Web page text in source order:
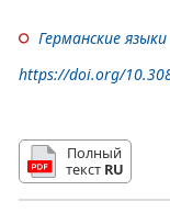
Германские языки
https://doi.org/
Полный
текст RU